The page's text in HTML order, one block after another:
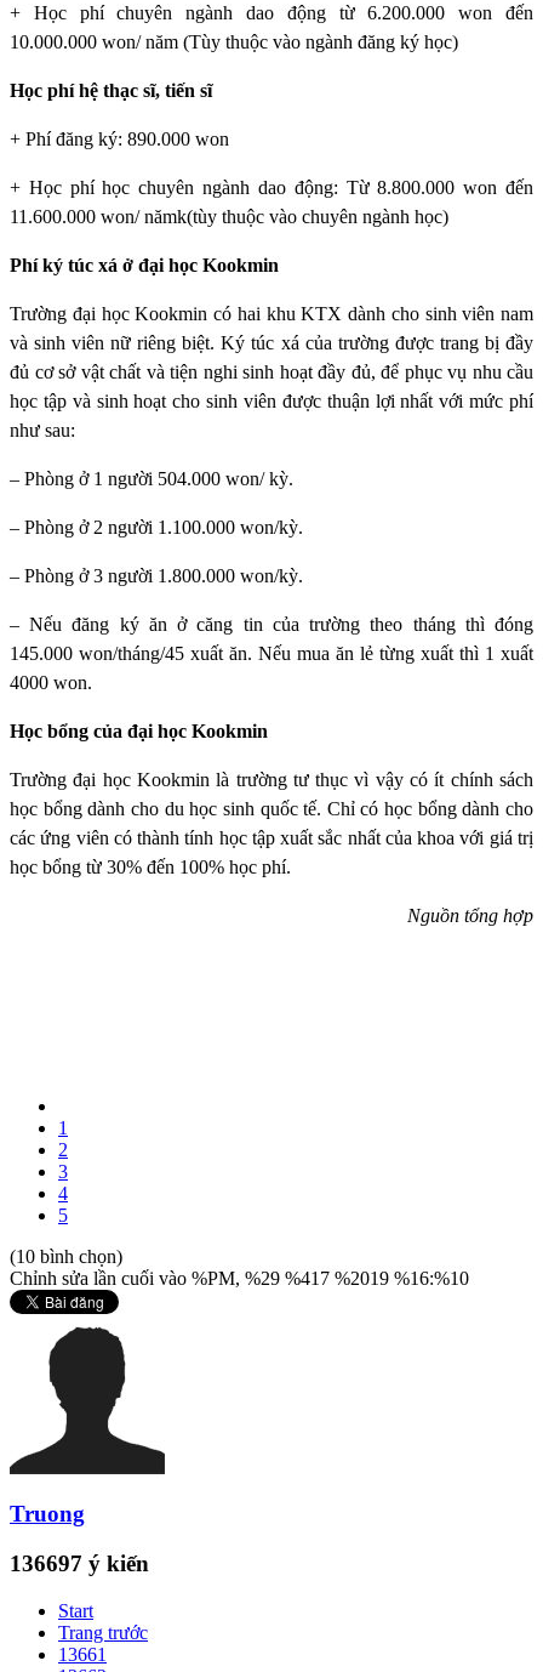
+ Học phí chuyên ngành dao động từ 6.200.000 won đến
10.000.000 won/ năm (Tùy thuộc vào ngành đăng ký học)
Học phí hệ thạc sĩ, tiến sĩ
+ Phí đăng ký: 890.000 won
+ Học phí học chuyên ngành dao động: Từ 8.800.000 won đến
11.600.000 won/ nămk(tùy thuộc vào chuyên ngành học)
Phí ký túc xá ở đại học Kookmin
Trường đại học Kookmin có hai khu KTX dành cho sinh viên nam
và sinh viên nữ riêng biệt. Ký túc xá của trường được trang bị đầy
đủ cơ sở vật chất và tiện nghi sinh hoạt đầy đủ, để phục vụ nhu cầu
học tập và sinh hoạt cho sinh viên được thuận lợi nhất với mức phí
như sau:
– Phòng ở 1 người 504.000 won/ kỳ.
– Phòng ở 2 người 1.100.000 won/kỳ.
– Phòng ở 3 người 1.800.000 won/kỳ.
– Nếu đăng ký ăn ở căng tin của trường theo tháng thì đóng
145.000 won/tháng/45 xuất ăn. Nếu mua ăn lẻ từng xuất thì 1 xuất
4000 won.
Học bổng của đại học Kookmin
Trường đại học Kookmin là trường tư thục vì vậy có ít chính sách
học bổng dành cho du học sinh quốc tế. Chỉ có học bổng dành cho
các ứng viên có thành tính học tập xuất sắc nhất của khoa với giá trị
học bổng từ 30% đến 100% học phí.
Nguồn tổng hợp
1
2
3
4
5
(10 bình chọn)
Chỉnh sửa lần cuối vào %PM, %29 %417 %2019 %16:%10
Truong
136697 ý kiến
Start
Trang trước
13661